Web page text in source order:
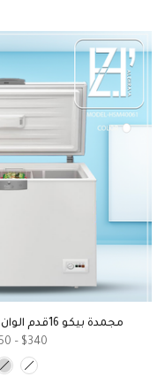
مجمدة بيكو 16قدم الوان موديلHSM40061
$340 – $350